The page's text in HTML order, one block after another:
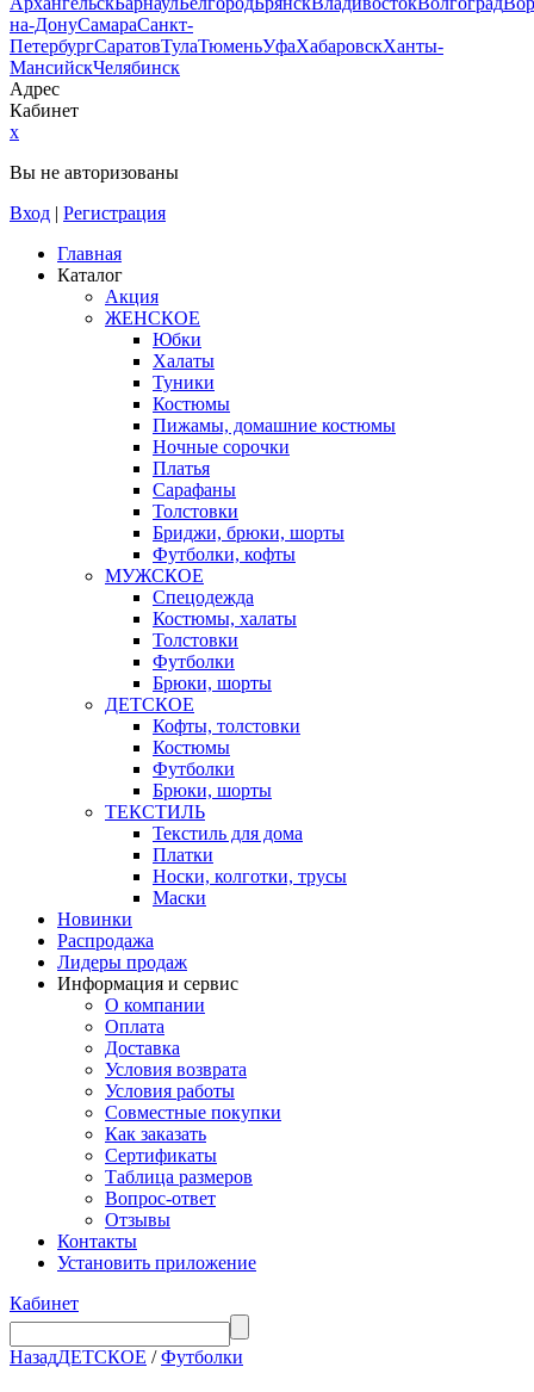
на-ДонуСамараСанкт-
ПетербургСаратовТулаТюменьУфаХабаровскХанты-
МансийскЧелябинск
Адрес
Кабинет
x
Вы не авторизованы
Вход | Регистрация
Главная
Каталог
Акция
ЖЕНСКОЕ
Юбки
Халаты
Туники
Костюмы
Пижамы, домашние костюмы
Ночные сорочки
Платья
Сарафаны
Толстовки
Бриджи, брюки, шорты
Футболки, кофты
МУЖСКОЕ
Спецодежда
Костюмы, халаты
Толстовки
Футболки
Брюки, шорты
ДЕТСКОЕ
Кофты, толстовки
Костюмы
Футболки
Брюки, шорты
ТЕКСТИЛЬ
Текстиль для дома
Платки
Носки, колготки, трусы
Маски
Новинки
Распродажа
Лидеры продаж
Информация и сервис
О компании
Оплата
Доставка
Условия возврата
Условия работы
Совместные покупки
Как заказать
Сертификаты
Таблица размеров
Вопрос-ответ
Отзывы
Контакты
Установить приложение
Кабинет
НазадДЕТСКОЕ /Футболки